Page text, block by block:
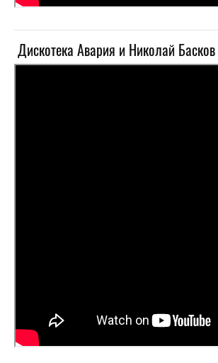
Дискотека Авария и Николай